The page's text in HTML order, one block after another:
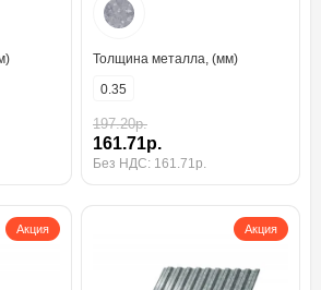
Толщина металла, (мм)
0.35
197.20р.
161.71р.
Без НДС: 161.71р.
Акция Акция